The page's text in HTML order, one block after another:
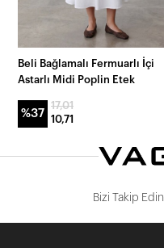
Beli Bağlamalı Fermuarlı İçi
Astarlı Midi Poplin Etek
%37
17,01
10,71
Bizi Takip Edin